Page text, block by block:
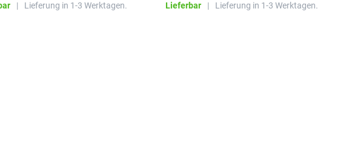
| Lieferung in 1-3 Werktagen. Lieferbar | Lieferung in 1-3 Werktagen.